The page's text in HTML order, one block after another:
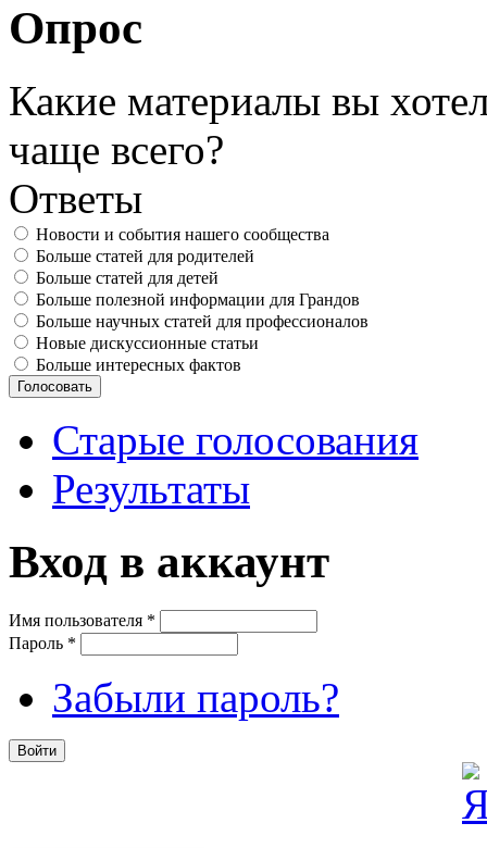
Опрос
Какие материалы вы
чаще всего?
Ответы
Новости и события нашего сообщества
Больше статей для родителей
Больше статей для детей
Больше полезной информации для Грандов
Больше научных статей для профессионалов
Новые дискуссионные статьи
Больше интересных фактов
Старые голосования
Результаты
Вход в аккаунт
Имя пользователя *
Пароль *
Забыли пароль?